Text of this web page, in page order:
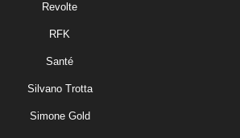
Revolte
RFK
Santé
Silvano Trotta
Simone Gold